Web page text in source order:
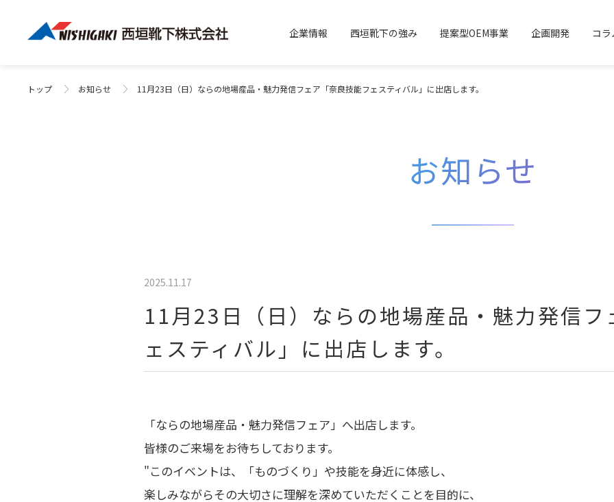
企業情報 西垣靴下の強み 提案型OEM事業 企画開発 コラ
トップ お知らせ 11月23日（日）ならの地場産品・魅力発信フェア「奈良技能フェスティバル」に出店します。
お知らせ
2025.11.17
11月23日（日）ならの地場産品・魅力発信
ェスティバル」に出店します。
「ならの地場産品・魅力発信フェア」へ出店します。
皆様のご来場をお待ちしております。
"このイベントは、「ものづくり」や技能を身近に体感し、
楽しみながらその大切さに理解を深めていただくことを目的に、